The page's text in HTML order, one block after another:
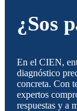
¿Sos
En el CIEN,
diagnóstico
concreta. Con
expertos
respuestas y a